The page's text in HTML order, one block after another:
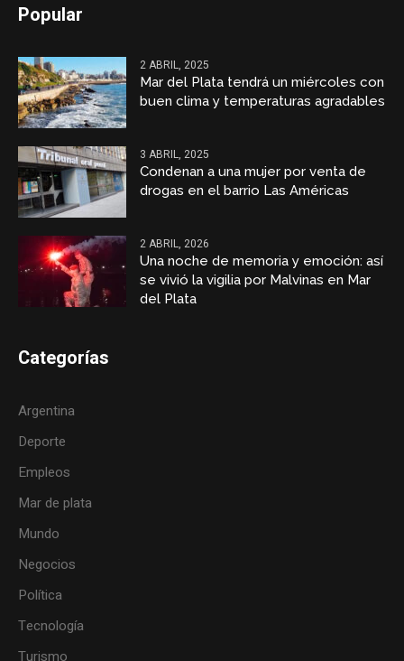
Popular
2 ABRIL, 2025
Mar del Plata tendrá un miércoles con
buen clima y temperaturas agradables
3 ABRIL, 2025
Condenan a una mujer por venta de
drogas en el barrio Las Américas
2 ABRIL, 2026
Una noche de memoria y emoción: así
se vivió la vigilia por Malvinas en Mar
del Plata
Categorías
Argentina
Deporte
Empleos
Mar de plata
Mundo
Negocios
Política
Tecnología
Turismo